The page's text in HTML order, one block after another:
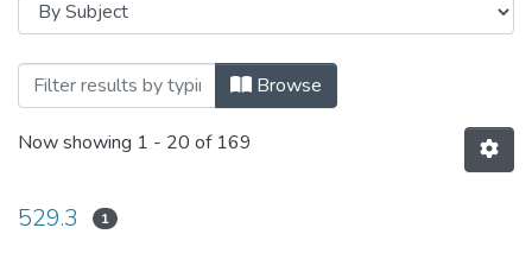
Browsing Механіка гіроскопічних
Browse
Now showing 1 - 20 of 169
529.3 1